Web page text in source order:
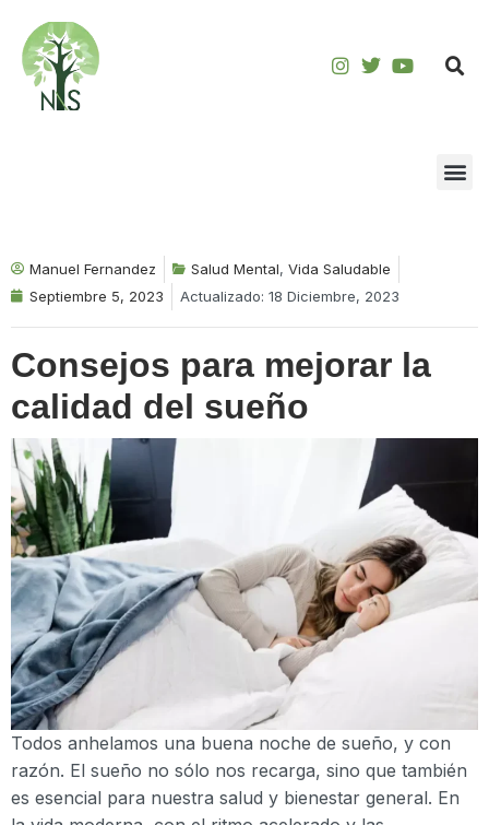
Saltar
contenido
Manuel Fernandez Salud Mental, Vida Saludable
Septiembre 5, 2023
Actualizado: 18 Diciembre, 2023
Consejos para mejorar la
calidad del sueño
Todos anhelamos una buena noche de sueño, y con
razón. El sueño no sólo nos recarga, sino que también
es esencial para nuestra salud y bienestar general. En